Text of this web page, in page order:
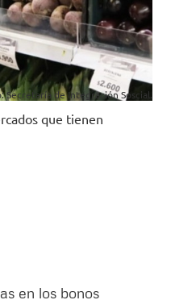
Secretaría de Integración Soscial.
que tienen
en los bonos